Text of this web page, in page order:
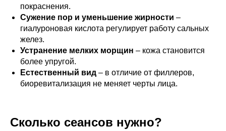
покраснения.
Сужение пор и уменьшение жирности –
гиалуроновая кислота регулирует работу сальных
желез.
Устранение мелких морщин – кожа становится
более упругой.
Естественный вид – в отличие от филлеров,
биоревитализация не меняет черты лица.
Сколько сеансов нужно?